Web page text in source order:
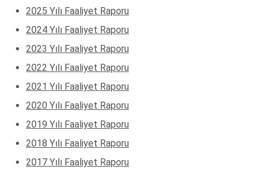
2025 Yılı Faaliyet Raporu
2024 Yılı Faaliyet Raporu
2023 Yılı Faaliyet Raporu
2022 Yılı Faaliyet Raporu
2021 Yılı Faaliyet Raporu
2020 Yılı Faaliyet Raporu
2019 Yılı Faaliyet Raporu
2018 Yılı Faaliyet Raporu
2017 Yılı Faaliyet Raporu